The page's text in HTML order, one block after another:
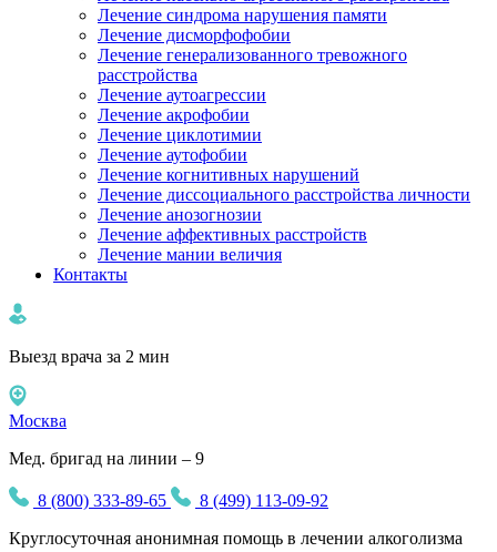
Лечение синдрома нарушения памяти
Лечение дисморфофобии
Лечение генерализованного тревожного
расстройства
Лечение аутоагрессии
Лечение акрофобии
Лечение циклотимии
Лечение аутофобии
Лечение когнитивных нарушений
Лечение диссоциального расстройства личности
Лечение анозогнозии
Лечение аффективных расстройств
Лечение мании величия
Контакты
Выезд врача за 2 мин
Москва
Мед. бригад на линии – 9
8 (800) 333-89-65
8 (499) 113-09-92
Круглосуточная анонимная помощь в лечении алкоголизма